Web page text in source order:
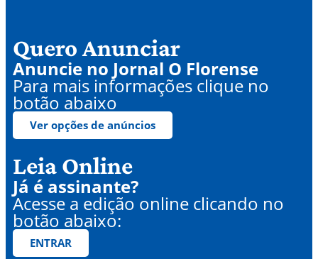
Quero Anunciar
Anuncie no Jornal O Florense
Para mais informações clique no
botão abaixo
Ver opções de anúncios
Leia Online
Já é assinante?
Acesse a edição online clicando no
botão abaixo:
ENTRAR